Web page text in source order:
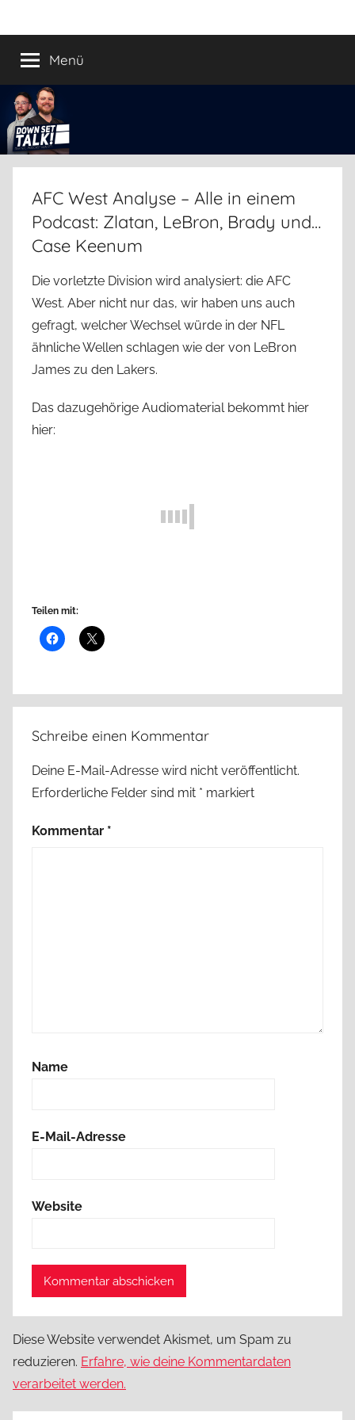
Inhalt
springen
Down
Set
Talk!
PodcastMenü
AFC West Analyse – Alle in einem
Podcast: Zlatan, LeBron, Brady und…
Case Keenum
Die vorletzte Division wird analysiert: die AFC
West. Aber nicht nur das, wir haben uns auch
gefragt, welcher Wechsel würde in der NFL
ähnliche Wellen schlagen wie der von LeBron
James zu den Lakers.
Das dazugehörige Audiomaterial bekommt hier
hier:
Teilen mit:
Schreibe einen Kommentar
Deine E-Mail-Adresse wird nicht veröffentlicht.
Erforderliche Felder sind mit * markiert
Kommentar *
Name
E-Mail-Adresse
Website
Diese Website verwendet Akismet, um Spam zu
reduzieren. Erfahre, wie deine Kommentardaten
verarbeitet werden.